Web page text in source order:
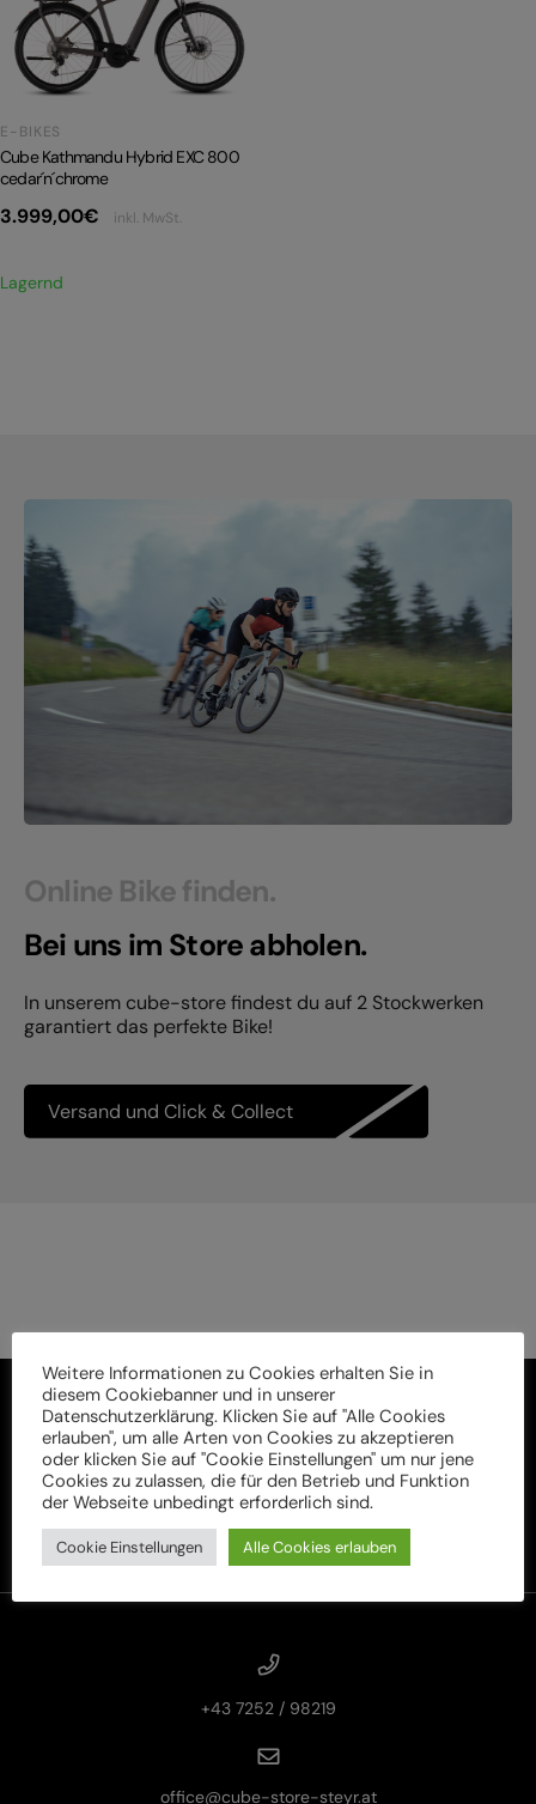
E-BIKE TOUR
PRODUKTRÜCKRUFE
E-BIKES
Cube Kathmandu Hybrid EXC 800
cedar´n´chrome
3.999,00€ inkl. MwSt.
Lagernd
Online Bike finden.
Bei uns im Store abholen.
In unserem cube-store findest du auf 2 Stockwerken
garantiert das perfekte Bike!
Versand und Click & Collect
+43 7252 / 98219
office@cube-store-steyr.at
Weitere Informationen zu Cookies erhalten Sie in
diesem Cookiebanner und in unserer
Datenschutzerklärung. Klicken Sie auf "Alle Cookies
erlauben", um alle Arten von Cookies zu akzeptieren
oder klicken Sie auf "Cookie Einstellungen" um nur jene
Cookies zu zulassen, die für den Betrieb und Funktion
der Webseite unbedingt erforderlich sind.
Cookie Einstellungen Alle Cookies erlauben